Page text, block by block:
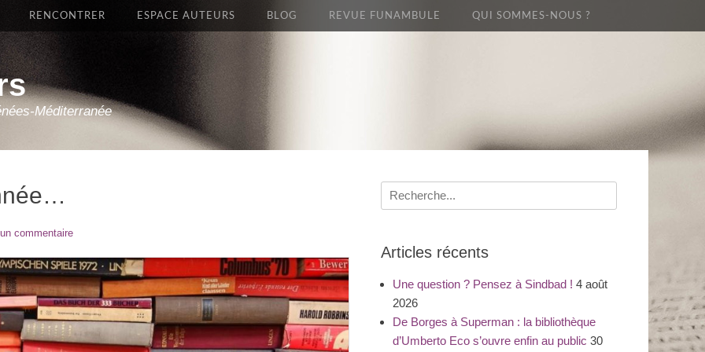
Méditerranée
RENCONTRER ESPACE AUTEURS BLOG REVUE FUNAMBULE QUI SOMMES-NOUS ?
commentaire
Recherche
pour
Articles récents
Une question ? Pensez à Sindbad ! 4 août
2026
De Borges à Superman : la bibliothèque
d’Umberto Eco s’ouvre enfin au public 30